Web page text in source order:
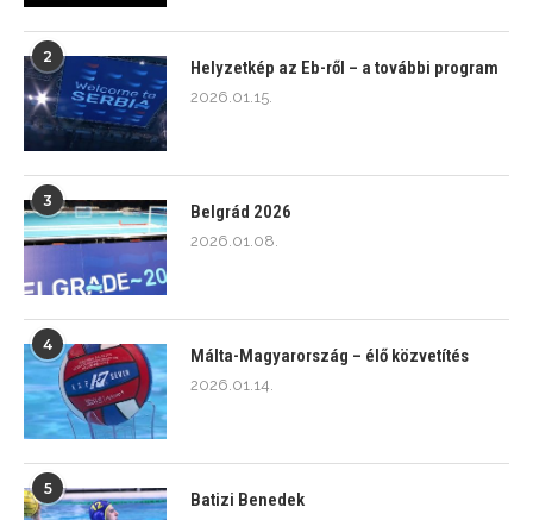
2
Helyzetkép az Eb-ről – a további program
2026.01.15.
3
Belgrád 2026
2026.01.08.
4
Málta-Magyarország – élő közvetítés
2026.01.14.
5
Batizi Benedek